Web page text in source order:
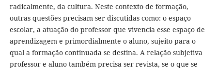
radicalmente, da cultura. Neste contexto de formação,
outras questões precisam ser discutidas como: o espaço
escolar, a atuação do professor que vivencia esse espaço de
aprendizagem e primordialmente o aluno, sujeito para o
qual a formação continuada se destina. A relação subjetiva
professor e aluno também precisa ser revista, se o que se